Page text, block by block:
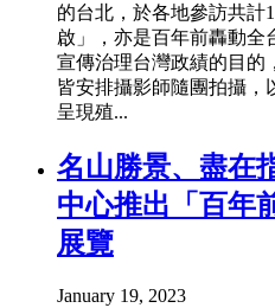
的台北，於各地參訪共計
啟」，亦是百年前轟動全
宣傳治理台灣政績的目的
皆安排攝影師隨團拍攝，
呈現殖...
名山勝景、盡在
中心推出「百年
展覽
January 19, 2023